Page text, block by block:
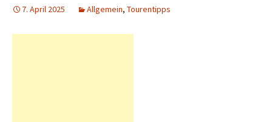
7. April 2025 Allgemein, Tourentipps